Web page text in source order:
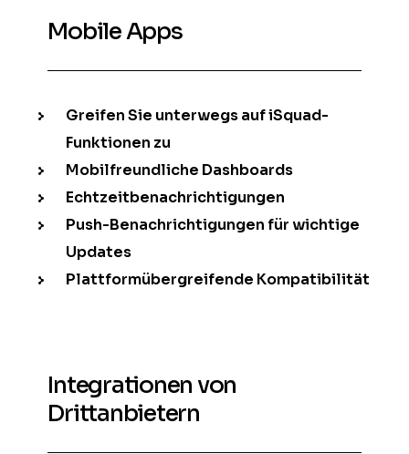
Mobile Apps
Greifen Sie unterwegs auf iSquad-
Funktionen zu
Mobilfreundliche Dashboards
Echtzeitbenachrichtigungen
Push-Benachrichtigungen für wichtige
Updates
Plattformübergreifende Kompatibilität
Integrationen von
Drittanbietern